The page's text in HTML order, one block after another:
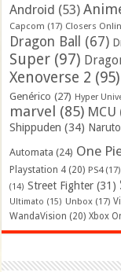
Android (53)
Capcom (17) Closers
Dragon Ball (67)
Super (97)
Xenoverse 2 (95)
Genérico (27) Hyper
marvel (85) MCU
Shippuden (34)
Automata (24) One
Playstation 4 (20) PS4(17)
(14) Street Fighter (31)
Ultimato (15) Unbox (17)
WandaVision (20) Xbox